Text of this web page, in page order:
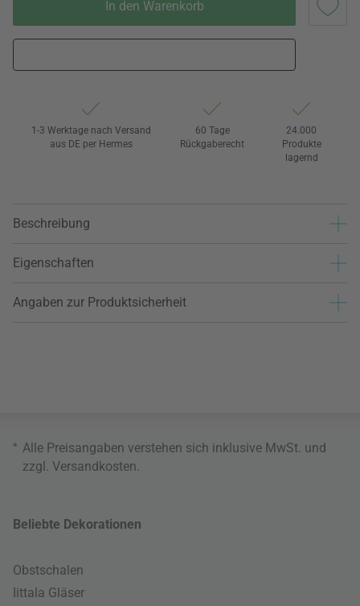
In den Warenkorb
1-3 Werktage nach Versand
aus DE per Hermes
60 Tage
Rückgaberecht
24.000
Produkte
lagernd
Beschreibung
Eigenschaften
Angaben zur Produktsicherheit
* Alle Preisangaben verstehen sich inklusive MwSt. und
zzgl. Versandkosten
Beliebte Dekorationen
Obstschalen
Iittala Gläser